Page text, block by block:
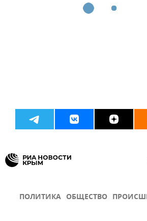
ПОЛИТИКА ОБЩЕСТВО